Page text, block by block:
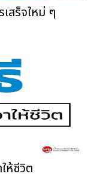
สร็จใหม่ ๆ
ห้ชีวิต